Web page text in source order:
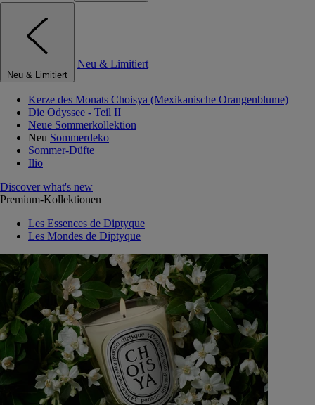
Neu & Limitiert
Neu & Limitiert
Kerze des Monats Choisya (Mexikanische Orangenblume)
Die Odyssee - Teil II
Neue Sommerkollektion
Neu Sommerdeko
Sommer-Düfte
Ilio
Discover what's new
Premium-Kollektionen
Les Essences de Diptyque
Les Mondes de Diptyque